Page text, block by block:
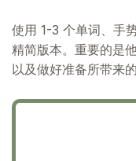
使用 1-3 个单词、手
精简版本。重要的是
以及做好准备所带来